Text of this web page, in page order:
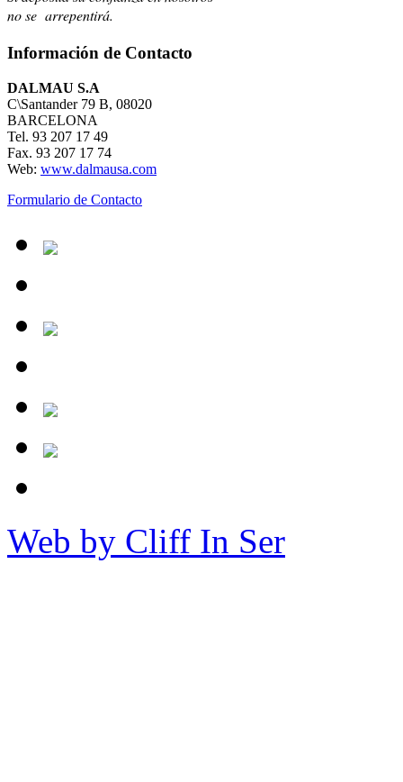
no se arrepentirá.
Información de Contacto
DALMAU S.A
C\Santander 79 B, 08020
BARCELONA
Tel. 93 207 17 49
Fax. 93 207 17 74
Web: www.dalmausa.com
Formulario de Contacto
Web by Cliff In Ser